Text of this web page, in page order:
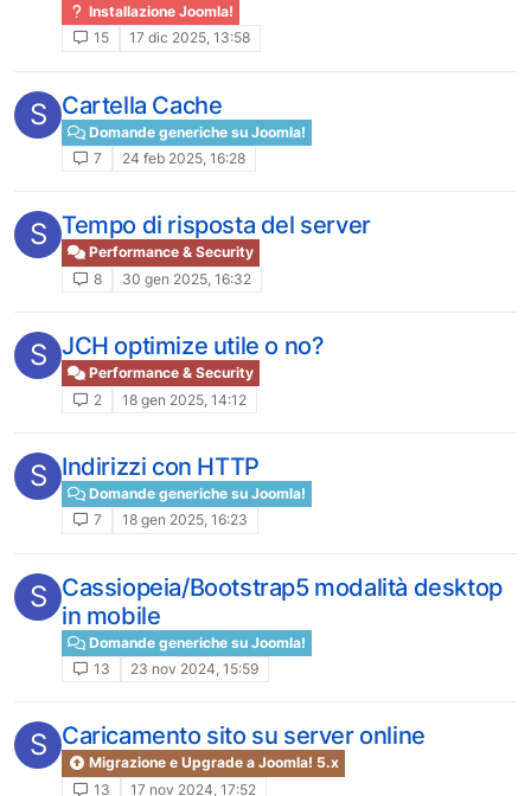
Installazione Joomla!
15
17 dic 2025, 13:58
S Cartella Cache
Domande generiche su Joomla!
7
24 feb 2025, 16:28
S Tempo di risposta del server
Performance & Security
8
30 gen 2025, 16:32
S JCH optimize utile o no?
Performance & Security
2
18 gen 2025, 14:12
S Indirizzi con HTTP
Domande generiche su Joomla!
7
18 gen 2025, 16:23
S Cassiopeia/Bootstrap5 modalità desktop
in mobile
Domande generiche su Joomla!
13
23 nov 2024, 15:59
S Caricamento sito su server online
Migrazione e Upgrade a Joomla! 5.x
13
17 nov 2024, 17:52